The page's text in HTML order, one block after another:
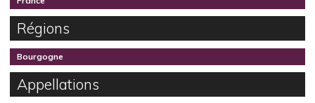
Régions
Bourgogne
Appellations